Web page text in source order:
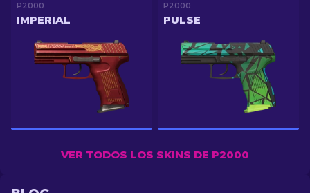
P2000
IMPERIAL
P2000
PULSE
VER TODOS LOS SKINS DE P2000